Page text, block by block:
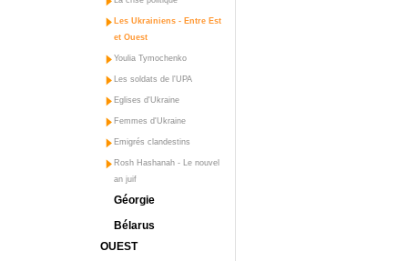
Les Ukrainiens - Entre Est
et Ouest
Youlia Tymochenko
Les soldats de l'UPA
Eglises d'Ukraine
Femmes d'Ukraine
Emigrés clandestins
Rosh Hashanah - Le nouvel
an juif
Géorgie
Bélarus
OUEST